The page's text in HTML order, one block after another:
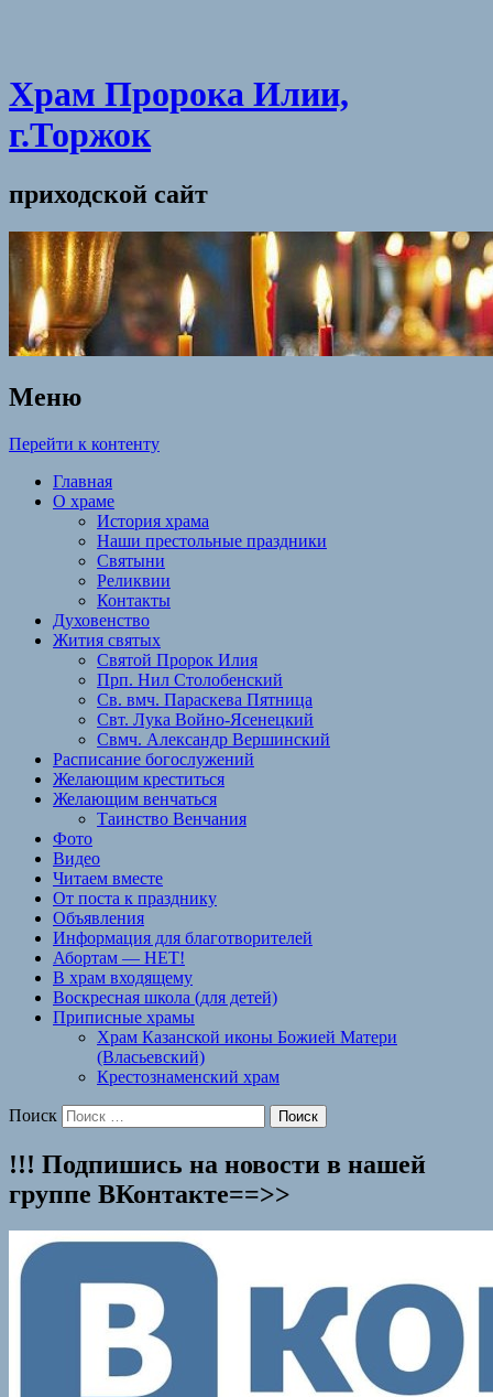
Храм Пророка Илии,
г.Торжок
приходской сайт
Меню
Перейти к контенту
Главная
О храме
История храма
Наши престольные праздники
Святыни
Реликвии
Контакты
Духовенство
Жития святых
Святой Пророк Илия
Прп. Нил Столобенский
Св. вмч. Параскева Пятница
Свт. Лука Войно-Ясенецкий
Свмч. Александр Вершинский
Расписание богослужений
Желающим креститься
Желающим венчаться
Таинство Венчания
Фото
Видео
Читаем вместе
От поста к празднику
Объявления
Информация для благотворителей
Абортам — НЕТ!
В храм входящему
Воскресная школа (для детей)
Приписные храмы
Храм Казанской иконы Божией Матери
(Власьевский)
Крестознаменский храм
Поиск
!!! Подпишись на новости в нашей
группe ВКонтакте==>>